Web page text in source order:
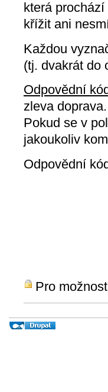
která
křížit ani
Každou
(tj. dvakrát do
Odpovědní
zleva
Pokud se v
jakoukoliv
Odpovědní
Pro